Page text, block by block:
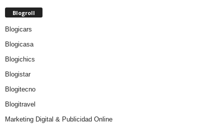
Blogroll
Blogicars
Blogicasa
Blogichics
Blogistar
Blogitecno
Blogitravel
Marketing Digital & Publicidad Online